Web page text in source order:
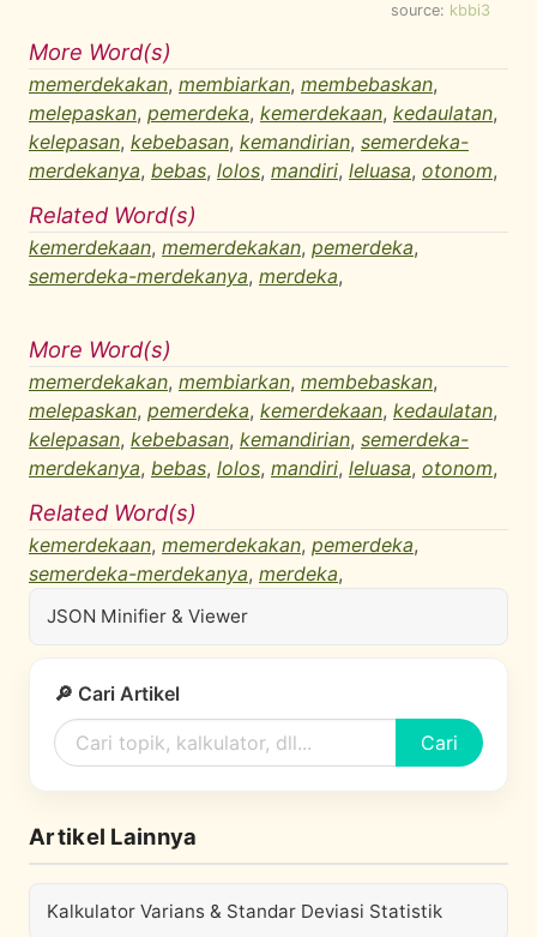
source: kbbi3
More Word(s)
memerdekakan, membiarkan, membebaskan,
melepaskan, pemerdeka, kemerdekaan, kedaulatan,
kelepasan, kebebasan, kemandirian, semerdeka-
merdekanya, bebas, lolos, mandiri, leluasa, otonom,
Related Word(s)
kemerdekaan, memerdekakan, pemerdeka,
semerdeka-merdekanya, merdeka,
More Word(s)
memerdekakan, membiarkan, membebaskan,
melepaskan, pemerdeka, kemerdekaan, kedaulatan,
kelepasan, kebebasan, kemandirian, semerdeka-
merdekanya, bebas, lolos, mandiri, leluasa, otonom,
Related Word(s)
kemerdekaan, memerdekakan, pemerdeka,
semerdeka-merdekanya, merdeka,
JSON Minifier & Viewer
🔎 Cari Artikel
Cari
Artikel Lainnya
Kalkulator Varians & Standar Deviasi Statistik